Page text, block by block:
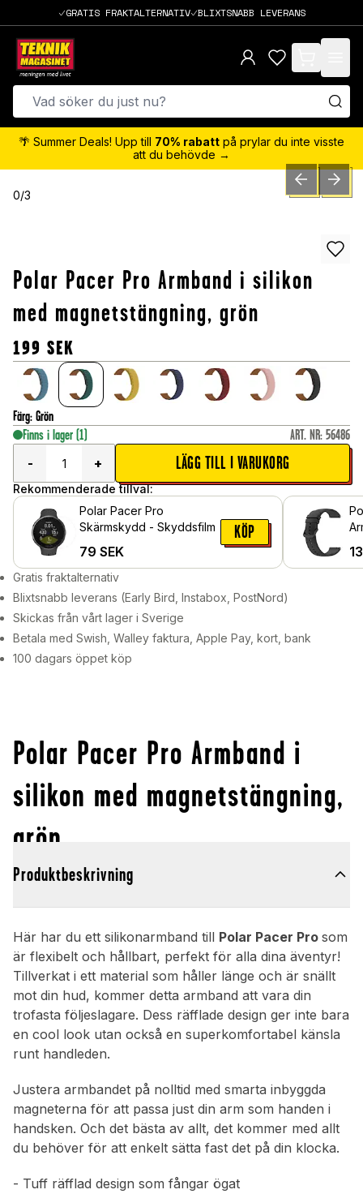
GRATIS FRAKTALTERNATIV BLIXTSNABB LEVERANS
items in cart,
🌴 Summer Deals! Upp till 70% rabatt på prylar du inte visste
att du behövde →
0/3 PREVIOUSNEXT
Polar Pacer Pro Armband i silikon
med magnetstängning, grön
199 SEK
Färg: Grön
Finns i lager (1) ART. NR: 56486
-
+ LÄGG TILL I VARUKORG
Rekommenderade tillval:
Polar Pacer Pro
Skärmskydd - Skyddsfilm
79 SEK
KÖP
Gratis fraktalternativ
Blixtsnabb leverans (Early Bird, Instabox, PostNord)
Skickas från vårt lager i Sverige
Betala med Swish, Walley faktura, Apple Pay, kort, bank
100 dagars öppet köp
Polar Pacer Pro Armband i
silikon med magnetstängning,
grön
Produktbeskrivning
Här har du ett silikonarmband till Polar Pacer Pro som
är flexibelt och hållbart, perfekt för alla dina äventyr!
Tillverkat i ett material som håller länge och är snällt
mot din hud, kommer detta armband att vara din
trofasta följeslagare. Dess räfflade design ger inte bara
en cool look utan också en superkomfortabel känsla
runt handleden.
Justera armbandet på nolltid med smarta inbyggda
magneterna för att passa just din arm som handen i
handsken. Och det bästa av allt, det kommer med allt
du behöver för att enkelt sätta fast det på din klocka.
- Tuff räfflad design som fångar ögat